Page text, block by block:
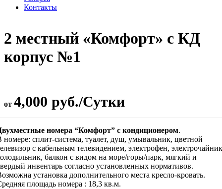
Контакты
2 местный «Комфорт» с КД
корпус №1
от 4,000 руб./Сутки
номера “Комфорт” с кондиционером.
номере: сплит-система, туалет, душ, умывальник, цветной
с кабельным телевидением, электрофен,
балкон с видом на море/горы/парк, мягкий и
инвентарь согласно установленных нормативов.
установка дополнительного места кресло-кровать.
площадь номера : 18,3 кв.м.